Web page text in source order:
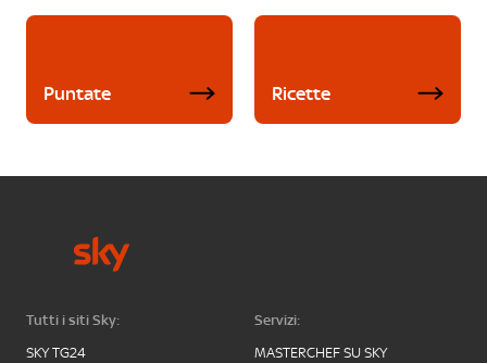
Puntate Ricette
Tutti i siti Sky:
SKY TG24
Servizi:
MASTERCHEF SU SKY